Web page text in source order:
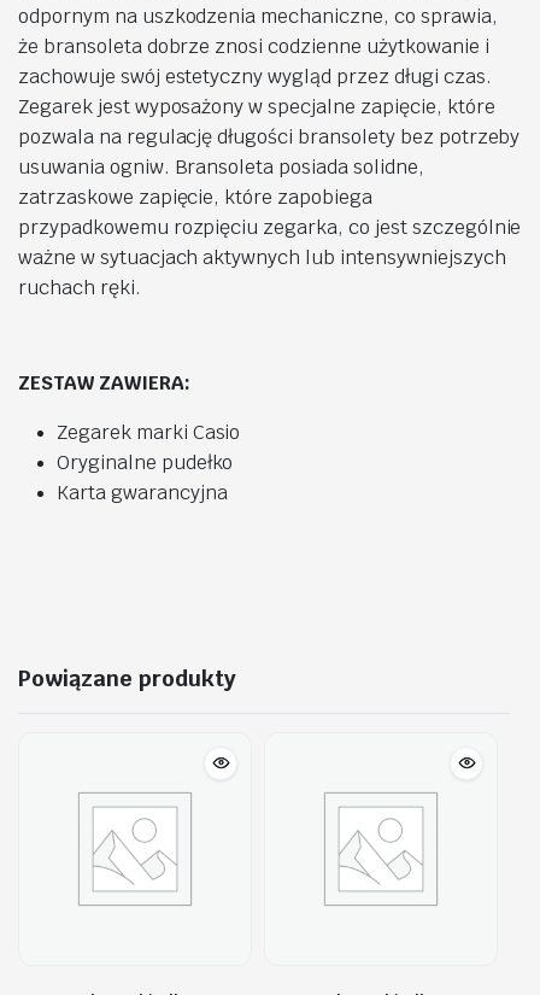
odpornym na uszkodzenia mechaniczne, co sprawia,
że bransoleta dobrze znosi codzienne użytkowanie i
zachowuje swój estetyczny wygląd przez długi czas.
Zegarek jest wyposażony w specjalne zapięcie, które
pozwala na regulację długości bransolety bez potrzeby
usuwania ogniw. Bransoleta posiada solidne,
zatrzaskowe zapięcie, które zapobiega
przypadkowemu rozpięciu zegarka, co jest szczególnie
ważne w sytuacjach aktywnych lub intensywniejszych
ruchach ręki.
ZESTAW ZAWIERA:
Zegarek marki Casio
Oryginalne pudełko
Karta gwarancyjna
Powiązane produkty